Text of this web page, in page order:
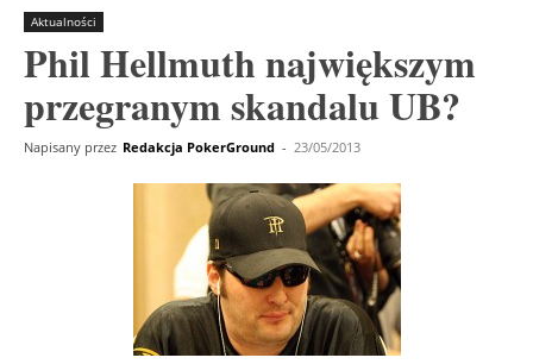
Aktualności
Phil Hellmuth największym
przegranym skandalu UB?
Napisany przez Redakcja PokerGround - 23/05/2013